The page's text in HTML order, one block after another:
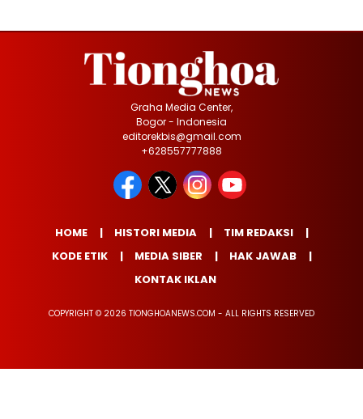
Graha Media Center,
Bogor - Indonesia
editorekbis@gmail.com
+628557777888
HOME HISTORI MEDIA
TIM REDAKSI
KODE ETIK
MEDIA SIBER
HAK JAWAB
KONTAK IKLAN
COPYRIGHT © 2026 TIONGHOANEWS.COM - ALL RIGHTS RESERVED